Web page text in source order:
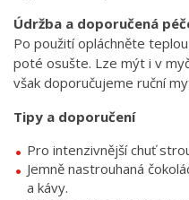
Údržba a doporučená
Po použití opláchněte
poté osušte. Lze mýt i v
však doporučujeme ruční
Tipy a doporučení
Pro intenzivnější chuť
Jemně nastrouhaná
a kávy.